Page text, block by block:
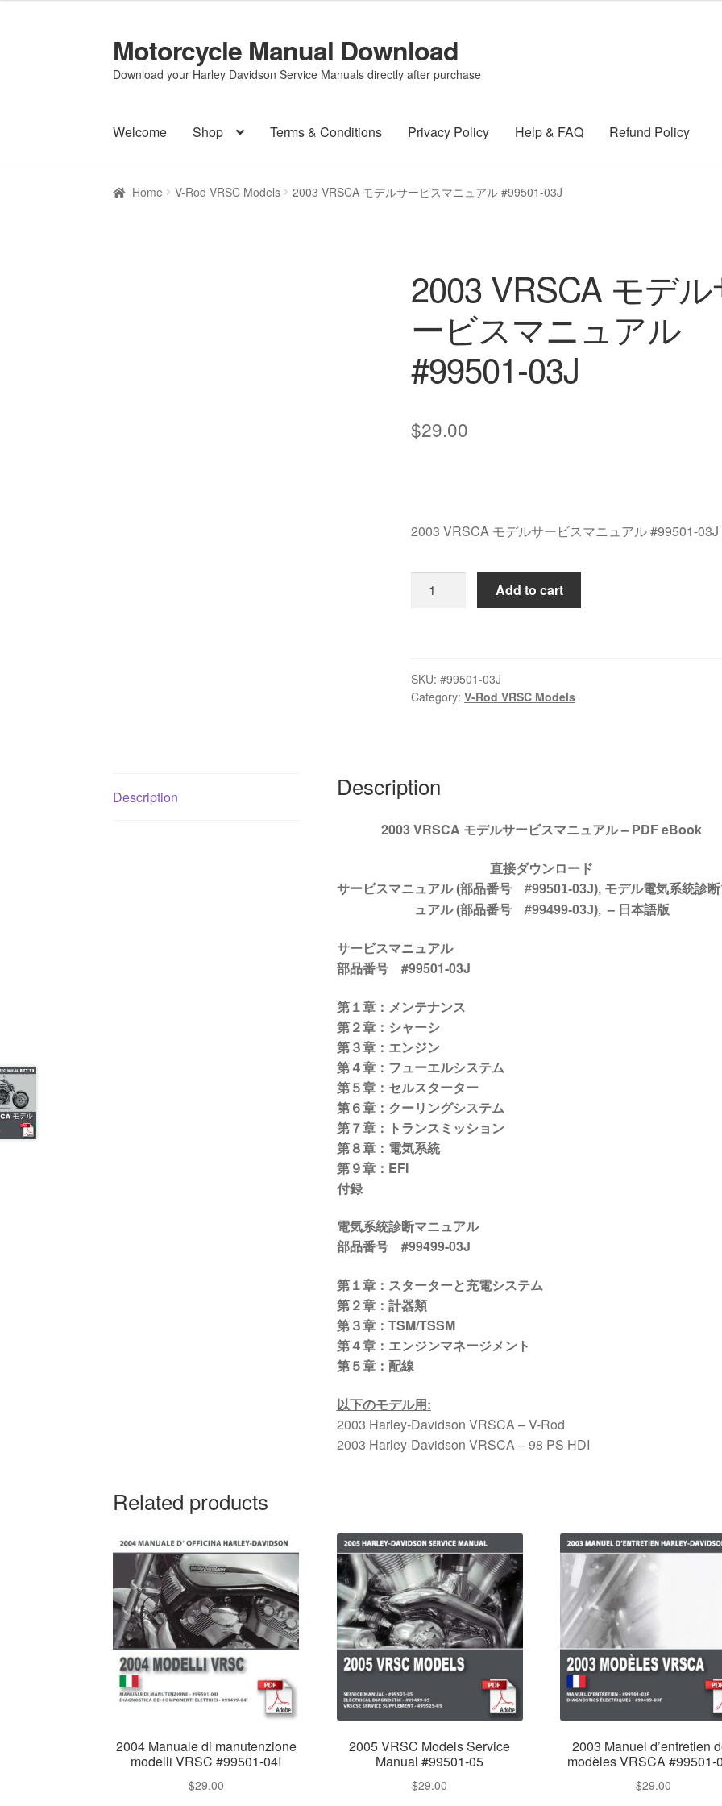
Skip
to
navigation
Skip
to
content
Motorcycle Manual Download
Download your Harley Davidson Service Manuals directly after purchase
Welcome Shop Terms & Conditions Privacy Policy Help & FAQ Refund Policy
Home V-Rod VRSC Models 2003 VRSCA モデルサービスマニュアル #99501-03J
2003 VRSCA モデ
ービスマニュアル
#99501-03J
$29.00
2003 VRSCA モデルサービスマニュアル #99501-03J
2003
サ
ー
ニ
ア
03J
quantity
Add to cart
SKU:#99501-03J
Category:V-Rod VRSC Models
Description Description
2003 VRSCA モデルサービスマニュアル – PDF eBook
直接ダウンロード
サービスマニュアル (部品番号 #99501-03J), モデル電気系統診
ュアル (部品番号 #99499-03J), – 日本語版
サービスマニュアル
部品番号 #99501-03J
第１章：メンテナンス
第２章：シャーシ
第３章：エンジン
第４章：フューエルシステム
第５章：セルスターター
第６章：クーリングシステム
第７章：トランスミッション
第８章：電気系統
第９章：EFI
付録
電気系統診断マニュアル
部品番号 #99499-03J
第１章：スターターと充電システム
第２章：計器類
第３章：TSM/TSSM
第４章：エンジンマネージメント
第５章：配線
以下のモデル用:
2003 Harley-Davidson VRSCA – V-Rod
2003 Harley-Davidson VRSCA – 98 PS HDI
Related products
2004 Manuale di manutenzione
modelli VRSC #99501-04I
$29.00
2005 VRSC Models Service
Manual #99501-05
$29.00
2003 Manuel d’entretien
modèles VRSCA #99501-
$29.00